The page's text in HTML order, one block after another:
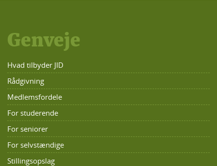
Genveje
Hvad tilbyder JID
Rådgivning
Medlemsfordele
For studerende
For seniorer
For selvstændige
Stillingsopslag